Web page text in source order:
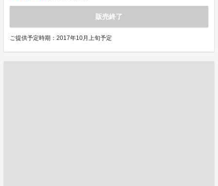
販売終了
ご提供予定時期：2017年10月上旬予定